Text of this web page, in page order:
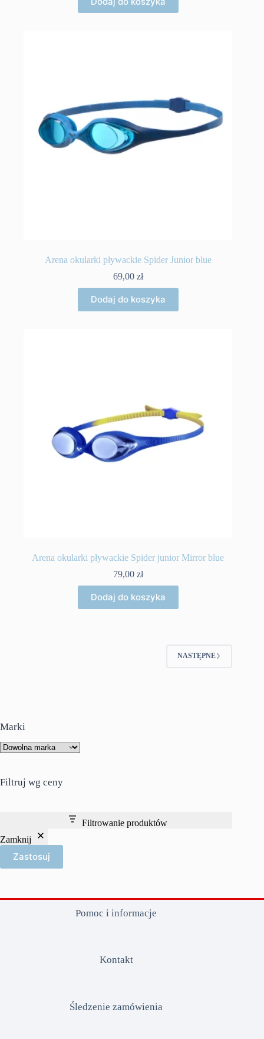
Arena okularki pływackie Spider Junior blue
69,00 zł
Dodaj do koszyka
Arena okularki pływackie Spider junior Mirror blue
79,00 zł
Dodaj do koszyka
NASTĘPNE
Marki
Filtruj wg ceny
Filtrowanie produktów
Zamknij
Zastosuj
Pomoc i informacje
Kontakt
Śledzenie zamówienia